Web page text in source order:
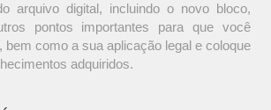
arquivo digital, incluindo o novo bloco,
pontos importantes para que você
bem como a sua aplicação legal e coloque
adquiridos.